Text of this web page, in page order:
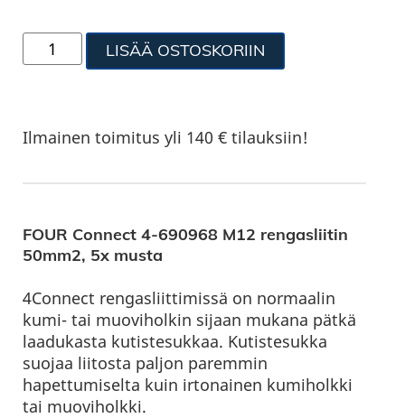
LISÄÄ OSTOSKORIIN
Ilmainen toimitus yli 140 € tilauksiin!
FOUR Connect 4-690968 M12 rengasliitin
50mm2, 5x musta
4Connect rengasliittimissä on normaalin
kumi- tai muoviholkin sijaan mukana pätkä
laadukasta kutistesukkaa. Kutistesukka
suojaa liitosta paljon paremmin
hapettumiselta kuin irtonainen kumiholkki
tai muoviholkki.